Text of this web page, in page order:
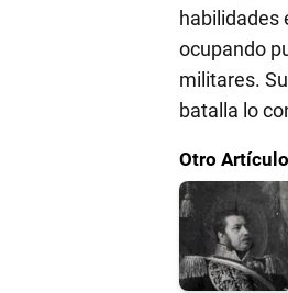
habilidades
ocupando
militares.
batalla lo
Otro